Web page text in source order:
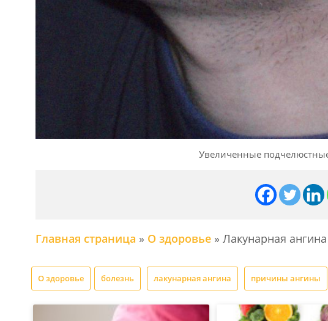
Увеличенные
Главная страница » О здоровье» Лакунарная ангина
О здоровье болезнь лакунарная ангина причины ангины